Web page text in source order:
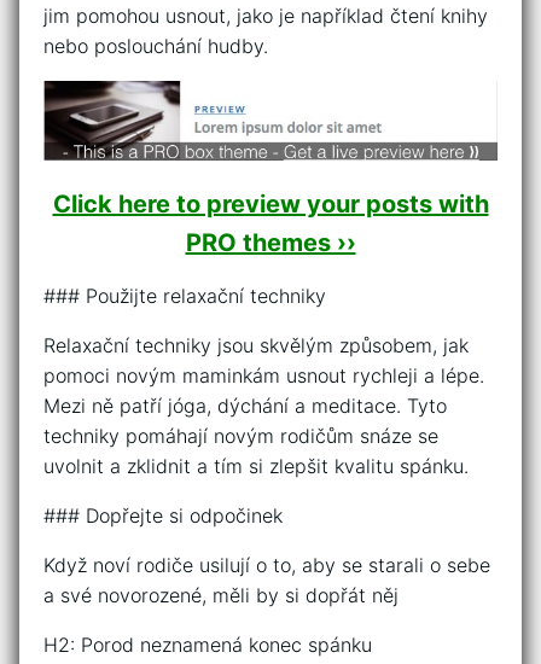
jim pomohou usnout, jako je například čtení knihy
nebo poslouchání hudby.
Click here to preview your posts with
PRO themes ››
### Použijte relaxační techniky
Relaxační techniky jsou skvělým způsobem, jak
pomoci novým maminkám usnout rychleji a lépe.
Mezi ně patří jóga, dýchání a meditace. Tyto
techniky pomáhají novým rodičům snáze se
uvolnit a zklidnit a tím si zlepšit kvalitu spánku.
### Dopřejte si odpočinek
Když noví rodiče usilují o to, aby se starali o sebe
a své novorozené, měli by si dopřát něj
H2: Porod neznamená konec spánku